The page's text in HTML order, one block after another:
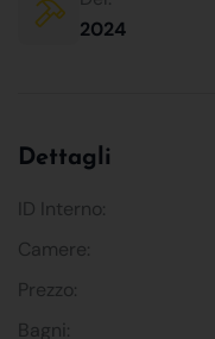
2024
Dettagli
ID Interno:
Camere:
Prezzo:
Bagni: